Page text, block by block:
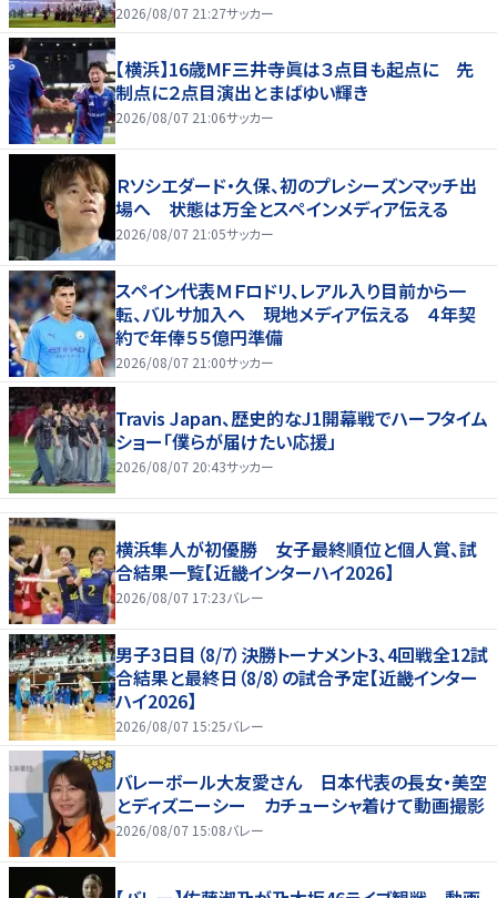
2026/08/07 21:27サッカー
【横浜】16歳MF三井寺眞は３点目も起点に 先
制点に２点目演出とまばゆい輝き
2026/08/07 21:06サッカー
Ｒソシエダード・久保、初のプレシーズンマッチ出
場へ 状態は万全とスペインメディア伝える
2026/08/07 21:05サッカー
スペイン代表ＭＦロドリ、レアル入り目前から一
転、バルサ加入へ 現地メディア伝える ４年契
約で年俸５５億円準備
2026/08/07 21:00サッカー
Travis Japan、歴史的なJ1開幕戦でハーフタイム
ショー「僕らが届けたい応援」
2026/08/07 20:43サッカー
横浜隼人が初優勝 女子最終順位と個人賞、試
合結果一覧【近畿インターハイ2026】
2026/08/07 17:23バレー
男子3日目（8/7）決勝トーナメント3、4回戦全12試
合結果と最終日（8/8）の試合予定【近畿インター
ハイ2026】
2026/08/07 15:25バレー
バレーボール大友愛さん 日本代表の長女・美空
とディズニーシー カチューシャ着けて動画撮影
2026/08/07 15:08バレー